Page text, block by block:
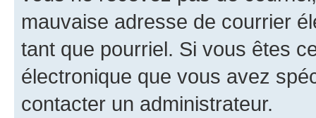
mauvaise adresse de courrier
tant que pourriel. Si vous êtes
électronique que vous avez
contacter un administrateur.